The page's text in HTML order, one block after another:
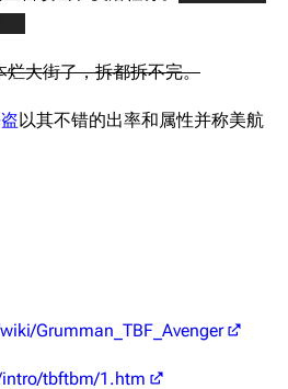
度
品与功勋
装备图鉴
装备属性一览
勘误汇总
BUG汇总
卫星观测
历次场刊
大街了，拆都拆不完。
以其不错的出率和属性并称美航
Grumman_TBF_Avenger
tbftbm/1.htm